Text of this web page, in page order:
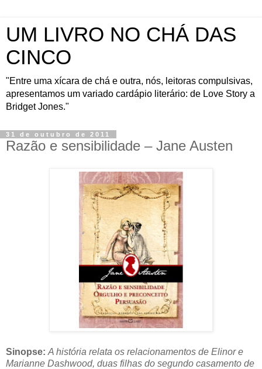
UM LIVRO NO CHÁ DAS
CINCO
"Entre uma xícara de chá e outra, nós, leitoras compulsivas,
apresentamos um variado cardápio literário: de Love Story a
Bridget Jones."
31 de outubro de 2011
Razão e sensibilidade – Jane Austen
Sinopse: A história relata os relacionamentos de Elinor e
Marianne Dashwood, duas filhas do segundo casamento de